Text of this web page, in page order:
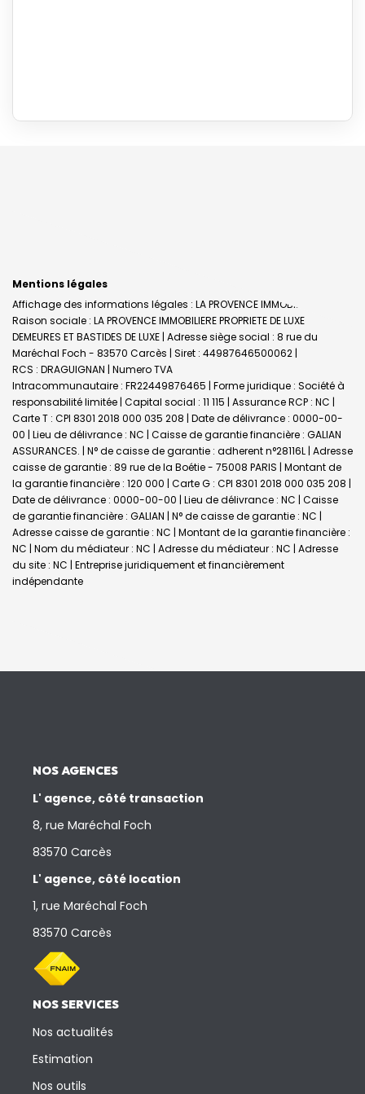
Mentions légales
Affichage des informations légales : LA PROVENCE IMMOBILIERE |
Raison sociale : LA PROVENCE IMMOBILIERE PROPRIETE DE LUXE
DEMEURES ET BASTIDES DE LUXE | Adresse siège social : 8 rue du
Maréchal Foch - 83570 Carcès | Siret : 44987646500062 |
RCS : DRAGUIGNAN | Numero TVA
Intracommunautaire : FR22449876465 | Forme juridique : Société à
responsabilité limitée | Capital social : 11 115 | Assurance RCP : NC |
Carte T : CPI 8301 2018 000 035 208 | Date de délivrance : 0000-00-
00 | Lieu de délivrance : NC | Caisse de garantie financière : GALIAN
ASSURANCES. | N° de caisse de garantie : adherent n°28116L | Adresse
caisse de garantie : 89 rue de la Boétie - 75008 PARIS | Montant de
la garantie financière : 120 000 | Carte G : CPI 8301 2018 000 035 208 |
Date de délivrance : 0000-00-00 | Lieu de délivrance : NC | Caisse
de garantie financière : GALIAN | N° de caisse de garantie : NC |
Adresse caisse de garantie : NC | Montant de la garantie financière :
NC | Nom du médiateur : NC | Adresse du médiateur : NC | Adresse
du site : NC | Entreprise juridiquement et financièrement
indépendante
NOS AGENCES
L' agence, côté transaction
8, rue Maréchal Foch
83570 Carcès
L' agence, côté location
1, rue Maréchal Foch
83570 Carcès
NOS SERVICES
Nos actualités
Estimation
Nos outils